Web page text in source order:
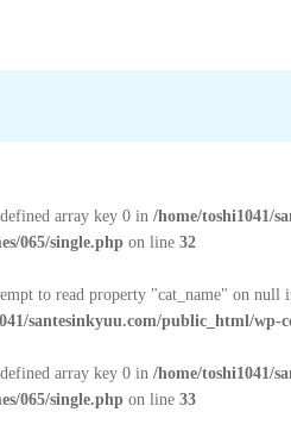
array key 0 in/home/toshi1041/
065/single.php on line32
to read property "cat_name" on null
santesinkyuu.com/public_html/wp-
array key 0 in/home/toshi1041/
065/single.php on line33